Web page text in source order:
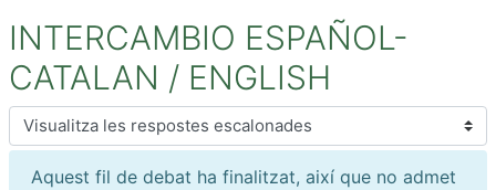
INTERCAMBIO ESPAÑOL-
CATALAN / ENGLISH
Mode de visualització
Aquest fil de debat ha finalitzat, així que no admet